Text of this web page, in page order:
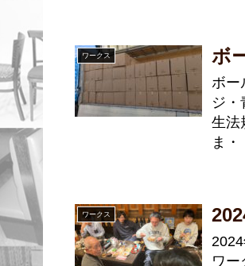
ワークス ボ
ボー
ジ・
生法
ま
ワークス
ワー